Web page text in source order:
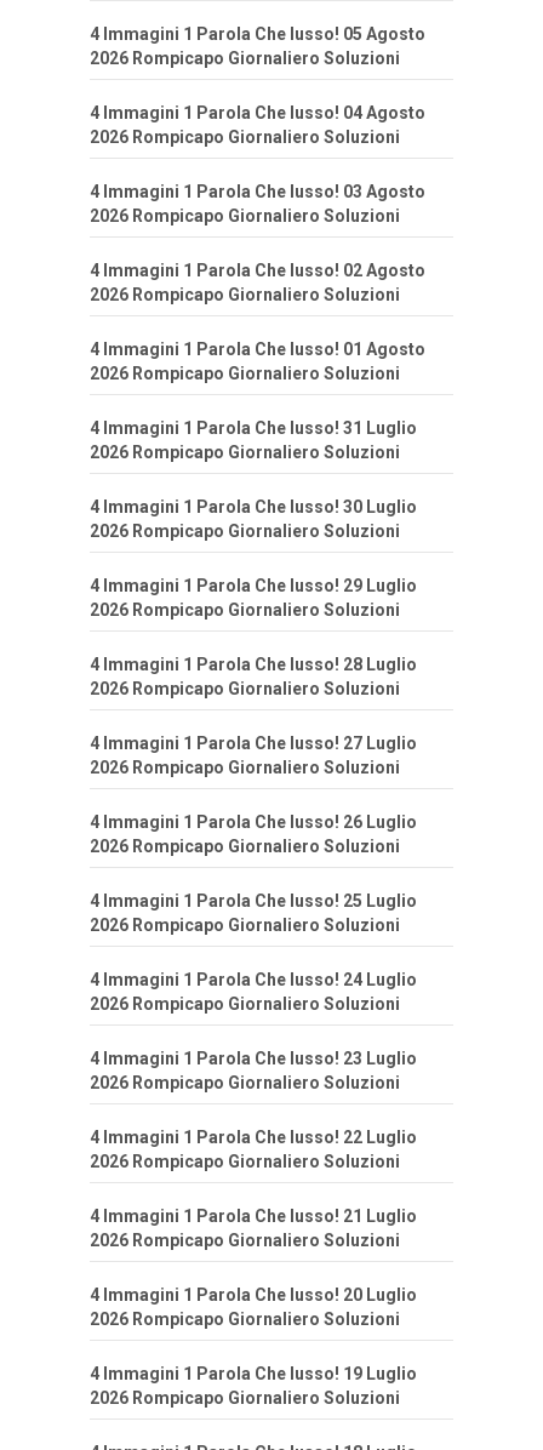
4 Immagini 1 Parola Che lusso! 05 Agosto
2026 Rompicapo Giornaliero Soluzioni
4 Immagini 1 Parola Che lusso! 04 Agosto
2026 Rompicapo Giornaliero Soluzioni
4 Immagini 1 Parola Che lusso! 03 Agosto
2026 Rompicapo Giornaliero Soluzioni
4 Immagini 1 Parola Che lusso! 02 Agosto
2026 Rompicapo Giornaliero Soluzioni
4 Immagini 1 Parola Che lusso! 01 Agosto
2026 Rompicapo Giornaliero Soluzioni
4 Immagini 1 Parola Che lusso! 31 Luglio
2026 Rompicapo Giornaliero Soluzioni
4 Immagini 1 Parola Che lusso! 30 Luglio
2026 Rompicapo Giornaliero Soluzioni
4 Immagini 1 Parola Che lusso! 29 Luglio
2026 Rompicapo Giornaliero Soluzioni
4 Immagini 1 Parola Che lusso! 28 Luglio
2026 Rompicapo Giornaliero Soluzioni
4 Immagini 1 Parola Che lusso! 27 Luglio
2026 Rompicapo Giornaliero Soluzioni
4 Immagini 1 Parola Che lusso! 26 Luglio
2026 Rompicapo Giornaliero Soluzioni
4 Immagini 1 Parola Che lusso! 25 Luglio
2026 Rompicapo Giornaliero Soluzioni
4 Immagini 1 Parola Che lusso! 24 Luglio
2026 Rompicapo Giornaliero Soluzioni
4 Immagini 1 Parola Che lusso! 23 Luglio
2026 Rompicapo Giornaliero Soluzioni
4 Immagini 1 Parola Che lusso! 22 Luglio
2026 Rompicapo Giornaliero Soluzioni
4 Immagini 1 Parola Che lusso! 21 Luglio
2026 Rompicapo Giornaliero Soluzioni
4 Immagini 1 Parola Che lusso! 20 Luglio
2026 Rompicapo Giornaliero Soluzioni
4 Immagini 1 Parola Che lusso! 19 Luglio
2026 Rompicapo Giornaliero Soluzioni